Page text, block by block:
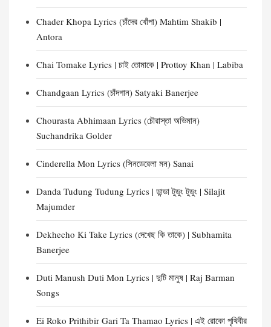
Chader Khopa Lyrics (চাঁদের খোঁপা) Mahtim Shakib |
Antora
Chai Tomake Lyrics | চাই তোমাকে | Prottoy Khan | Labiba
Chandgaan Lyrics (চাঁদগান) Satyaki Banerjee
Chourasta Abhimaan Lyrics (চৌরাস্তা অভিমান)
Suchandrika Golder
Cinderella Mon Lyrics (সিনডেরেলা মন) Sanai
Danda Tudung Tudung Lyrics | ডান্ডা টুডুং টুডুং | Silajit
Majumder
Dekhecho Ki Take Lyrics (দেখেছ কি তাকে) | Subhamita
Banerjee
Duti Manush Duti Mon Lyrics | দুটি মানুষ | Raj Barman
Songs
Ei Roko Prithibir Gari Ta Thamao Lyrics | এই রোকো পৃথিবীর